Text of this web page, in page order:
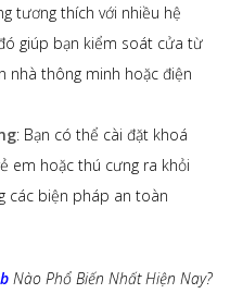
tương thích với nhiều hệ
giúp bạn kiểm soát cửa từ
nhà thông minh hoặc điện
: Bạn có thể cài đặt khoá
em hoặc thú cưng ra khỏi
các biện pháp an toàn
Nào Phổ Biến Nhất Hiện Nay?